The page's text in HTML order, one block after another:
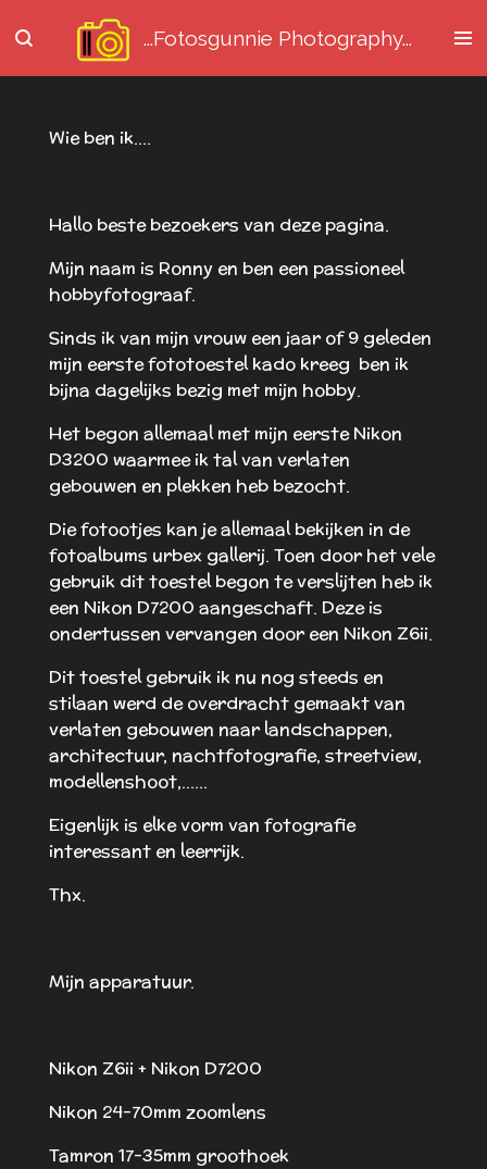
direct
naar
hoofdinhoud
...Fotosgunnie Photography...
Wie ben ik....
Hallo beste bezoekers van deze pagina.
Mijn naam is Ronny en ben een passioneel
hobbyfotograaf.
Sinds ik van mijn vrouw een jaar of 9 geleden
mijn eerste fototoestel kado kreeg ben ik
bijna dagelijks bezig met mijn hobby.
Het begon allemaal met mijn eerste Nikon
D3200 waarmee ik tal van verlaten
gebouwen en plekken heb bezocht.
Die fotootjes kan je allemaal bekijken in de
fotoalbums urbex gallerij. Toen door het vele
gebruik dit toestel begon te verslijten heb ik
een Nikon D7200 aangeschaft. Deze is
ondertussen vervangen door een Nikon Z6ii.
Dit toestel gebruik ik nu nog steeds en
stilaan werd de overdracht gemaakt van
verlaten gebouwen naar landschappen,
architectuur, nachtfotografie, streetview,
modellenshoot,......
Eigenlijk is elke vorm van fotografie
interessant en leerrijk.
Thx.
Mijn apparatuur.
Nikon Z6ii + Nikon D7200
Nikon 24-70mm zoomlens
Tamron 17-35mm groothoek